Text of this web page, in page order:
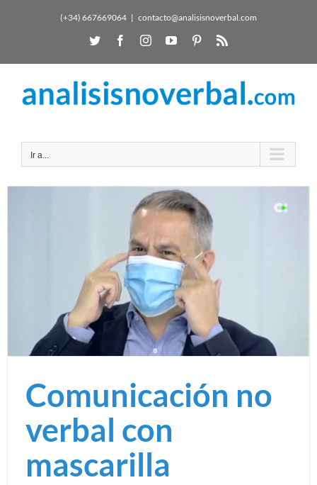
(+34) 667669064 | contacto@analisisnoverbal.com
Ir a...
Comunicación no
verbal con
mascarilla